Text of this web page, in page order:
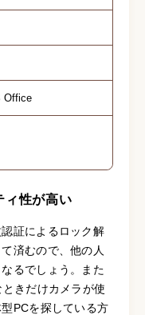
Office
ィ性が高い
証によるロック解
済むので、他の人
るでしょう。また
きだけカメラが使
PCを探している方